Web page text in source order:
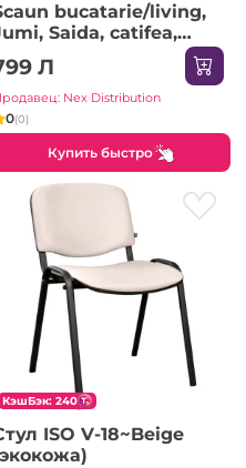
bucatarie/living,
Saida, catifea,
49x52x83 cm, Bej
Л
Nex Distribution
0(0)
Купить быстро
КэшБэк: 240
ISO V-18~Beige